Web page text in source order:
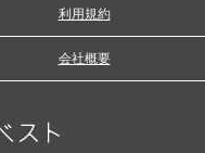
利用規約
会社概要